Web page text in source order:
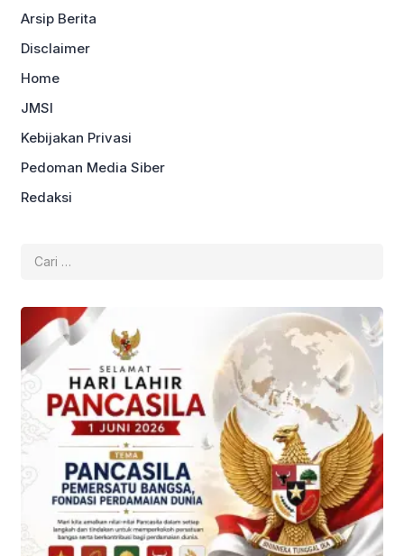
Arsip Berita
Disclaimer
Home
JMSI
Kebijakan Privasi
Pedoman Media Siber
Redaksi
untuk: